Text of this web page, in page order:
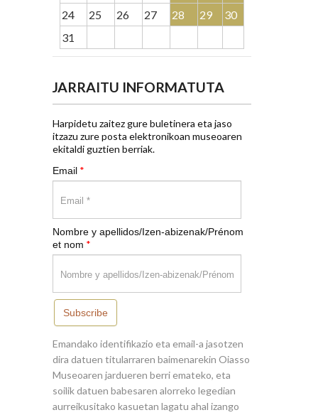
24
25 26 27 28 29
30
31
JARRAITU INFORMATUTA
Harpidetu zaitez gure buletinera eta jaso
itzazu zure posta elektronikoan museoaren
ekitaldi guztien berriak.
Email *
Nombre y apellidos/Izen-abizenak/Prénom
et nom *
Subscribe
Emandako identifikazio eta email-a jasotzen
dira datuen titularraren baimenarekin Oiasso
Museoaren jardueren berri emateko, eta
soilik datuen babesaren alorreko legedian
aurreikusitako kasuetan lagatu ahal izango